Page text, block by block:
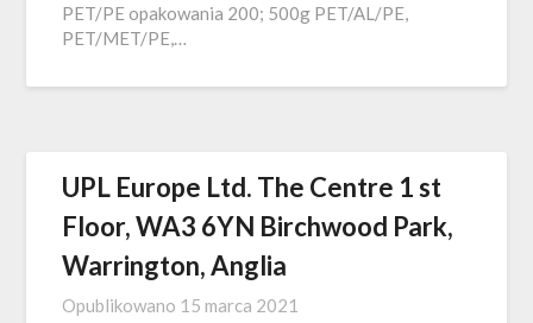
PET/PE opakowania 200; 500g PET/AL/PE,
PET/MET/PE,…
UPL Europe Ltd. The Centre 1 st
Floor, WA3 6YN Birchwood Park,
Warrington, Anglia
Opublikowano 15 marca 2021